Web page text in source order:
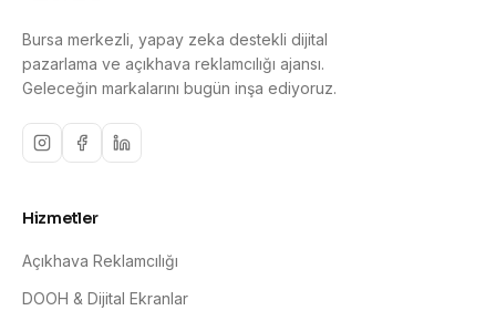
Bursa merkezli, yapay zeka destekli dijital
pazarlama ve açıkhava reklamcılığı ajansı.
Geleceğin markalarını bugün inşa ediyoruz.
Hizmetler
Açıkhava Reklamcılığı
DOOH & Dijital Ekranlar